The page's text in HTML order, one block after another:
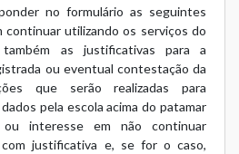
no formulário as seguintes
utilizando os serviços do
também as justificativas para a
ou eventual contestação da
que serão realizadas para
pela escola acima do patamar
ou interesse em não continuar
justificativa e, se for o caso,